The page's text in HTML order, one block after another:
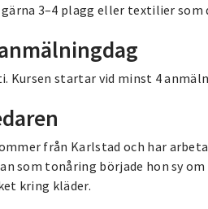
3–4 plagg eller textilier som
Kursen startar vid minst 4
från Karlstad och har
som tonåring började hon sy
kring kläder.